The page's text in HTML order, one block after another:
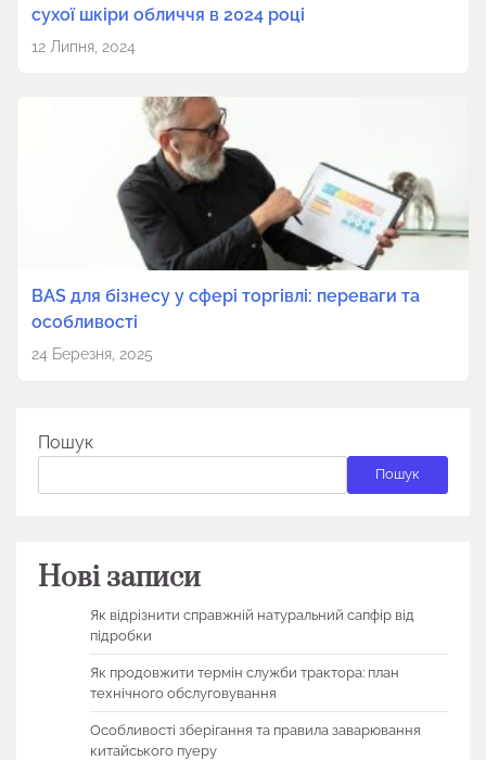
сухої шкіри обличчя в 2024 році
12 Липня, 2024
BAS для бізнесу у сфері торгівлі: переваги та
особливості
24 Березня, 2025
Пошук
Пошук
Нові записи
Як відрізнити справжній натуральний сапфір від
підробки
Як продовжити термін служби трактора: план
технічного обслуговування
Особливості зберігання та правила заварювання
китайського пуеру